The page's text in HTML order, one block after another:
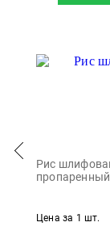
Рис
Цена за 1 шт.